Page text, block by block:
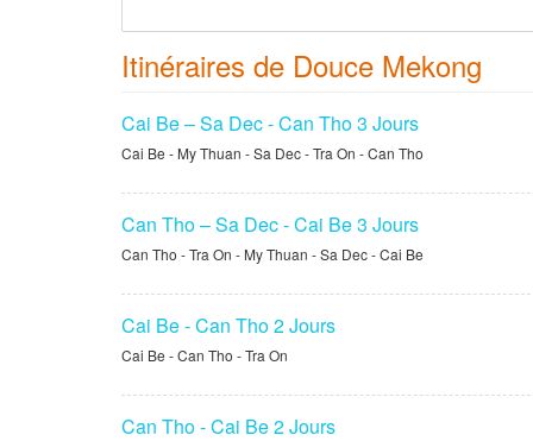
Itinéraires de Douce Mekong
Cai Be – Sa Dec - Can Tho 3 Jours
Cai Be - My Thuan - Sa Dec - Tra On - Can Tho
Can Tho – Sa Dec - Cai Be 3 Jours
Can Tho - Tra On - My Thuan - Sa Dec - Cai Be
Cai Be - Can Tho 2 Jours
Cai Be - Can Tho - Tra On
Can Tho - Cai Be 2 Jours